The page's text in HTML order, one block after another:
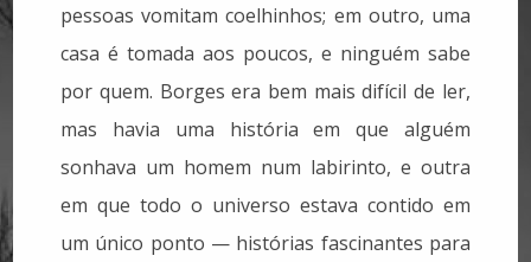
pessoas vomitam coelhinhos; em outro, uma
casa é tomada aos poucos, e ninguém sabe
por quem. Borges era bem mais difícil de ler,
mas havia uma história em que alguém
sonhava um homem num labirinto, e outra
em que todo o universo estava contido em
um único ponto — histórias fascinantes para